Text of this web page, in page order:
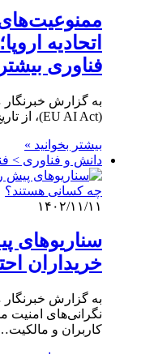
اتحادیه
فناوری
به گزارش خبرنگار
(EU AI Act)، از تاریخ سوم فوریه ۲۰۲۵ وارد مرحله اجرایی…
بیشتر بخوانید »
دانش و فناوری >
۱۴۰۲/۱۱/۱۱
سناریوهای
خریداران
به گزارش خبرنگار
نگرانی‌های امنیت
کاربران و